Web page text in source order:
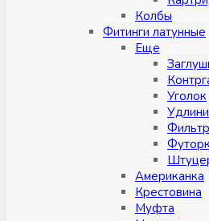
Колбы
Фитинги латунные
Eщe
Уголок
Фильтр
Американка
Крестовина
Муфта